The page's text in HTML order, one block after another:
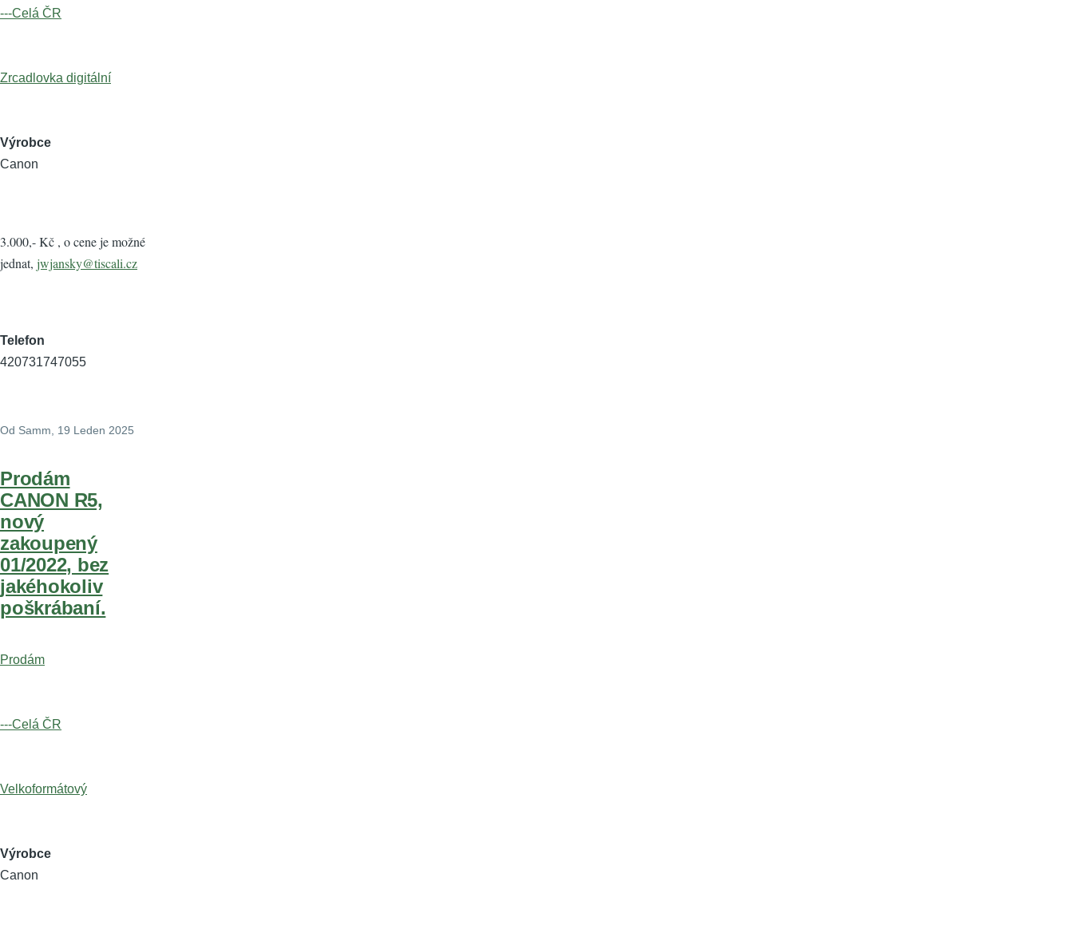
---Celá ČR
Zrcadlovka digitální
Výrobce
Canon
3.000,- Kč , o cene je možné
jednat, jwjansky@tiscali.cz
Telefon
420731747055
Od Samm , 19 Leden 2025
Prodám
CANON R5,
nový
zakoupený
01/2022, bez
jakéhokoliv
poškrábaní.
Prodám
---Celá ČR
Velkoformátový
Výrobce
Canon